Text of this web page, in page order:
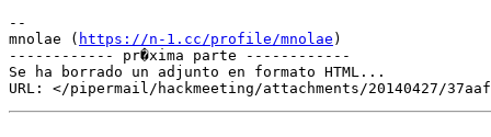
--
mnolae ( https://n-1.cc/profile/mnolae )
------------ pr�xima parte ------------
Se ha borrado un adjunto en formato HTML...